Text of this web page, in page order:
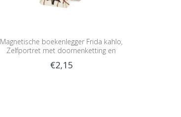
Magnetische boekenlegger Frida kahlo,
Zelfportret met doornenketting en
€2,15